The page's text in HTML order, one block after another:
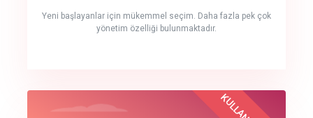
Yeni başlayanlar için mükemmel seçim. Daha fazla pek çok
yönetim özelliği bulunmaktadır.
crm auto cync